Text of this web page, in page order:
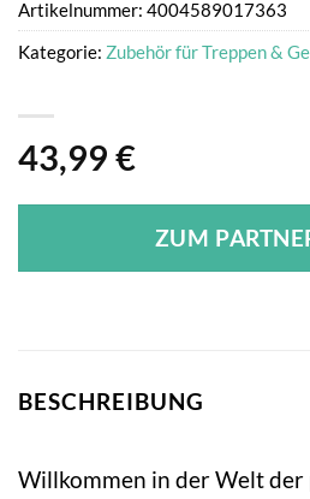
43,99 €
ZUM
Artikelnummer: 4004589017363
Kategorie: Zubehör für Treppen &
BESCHREIBUNG
Willkommen in der Welt der